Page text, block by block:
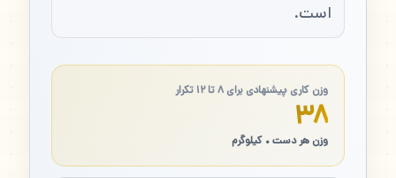
است.
وزن کاری پیشنهادی برای ۸ تا ۱۲ تکرار
۳۸
وزن هر دست • کیلوگرم